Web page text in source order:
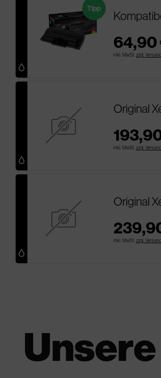
64,90
inkl. MwSt. zzgl.
Tipp
Original
inkl. MwSt. zzgl.
Original
inkl. MwSt. zzgl.